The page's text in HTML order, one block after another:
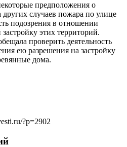
предположения о
других случаев пожара по улице
подозрения в отношении
этих территорий.
проверить деятельность
ею разрешения на застройку
дома.
?p=2902